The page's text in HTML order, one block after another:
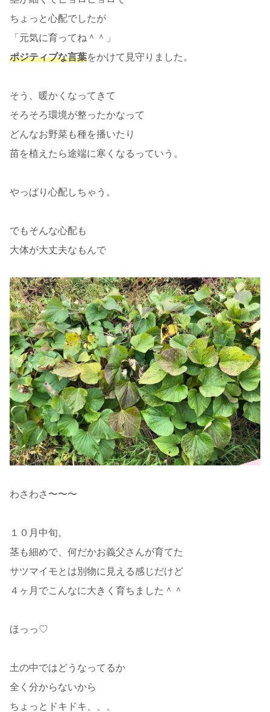
ちょっと心配でしたが
「元気に育ってね＾＾」
ポジティブな言葉をかけて見守りました。
そう、暖かくなってきて
そろそろ環境が整ったかなって
どんなお野菜も種を播いたり
苗を植えたら途端に寒くなるっていう。
やっぱり心配しちゃう。
でもそんな心配も
大体が大丈夫なもんで
わさわさ〜〜〜
１０月中旬。
茎も細めで、何だかお義父さんが育てた
サツマイモとは別物に見える感じだけど
４ヶ月でこんなに大きく育ちました＾＾
ほっっ♡
土の中ではどうなってるか
全く分からないから
ちょっとドキドキ、、、